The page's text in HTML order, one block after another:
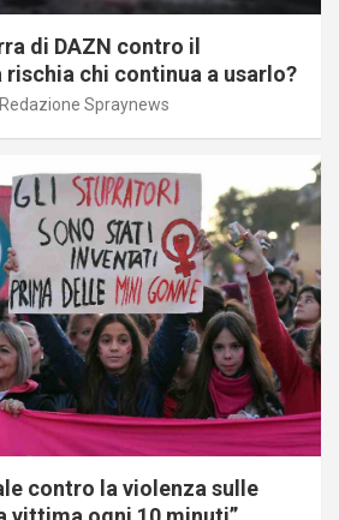
di DAZN contro il
rischia chi continua a usarlo?
Redazione Spraynews
contro la violenza sulle